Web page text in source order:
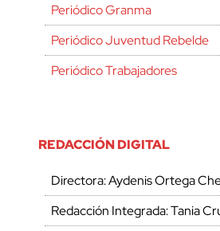
Periódico Granma
Periódico Juventud Rebelde
Periódico Trabajadores
REDACCIÓN DIGITAL
Directora: Aydenis Ortega
Redacción Integrada: Tania